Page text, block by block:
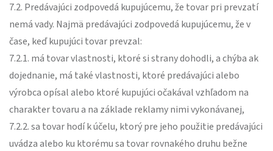
7.2. Predávajúci zodpovedá kupujúcemu, že tovar pri prevzatí
nemá vady. Najmä predávajúci zodpovedá kupujúcemu, že v
čase, keď kupujúci tovar prevzal:
7.2.1. má tovar vlastnosti, ktoré si strany dohodli, a chýba ak
dojednanie, má také vlastnosti, ktoré predávajúci alebo
výrobca opísal alebo ktoré kupujúci očakával vzhľadom na
charakter tovaru a na základe reklamy nimi vykonávanej,
7.2.2. sa tovar hodí k účelu, ktorý pre jeho použitie predávajúci
uvádza alebo ku ktorému sa tovar rovnakého druhu bežne